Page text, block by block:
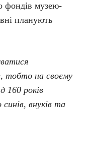
фондів музею-
планують
тобто на своєму
160 років
внуків та